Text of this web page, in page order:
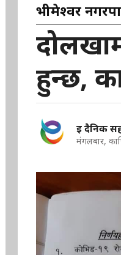
भीमेश्वर
हुन्छ,
इ दैनिक
मंगलबार,